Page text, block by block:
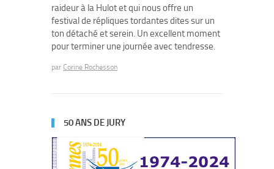
raideur à la Hulot et qui nous offre un
festival de répliques tordantes dites sur un
ton détaché et serein. Un excellent moment
pour terminer une journée avec tendresse.
par Corine Rochesson
50 ANS DE JURY